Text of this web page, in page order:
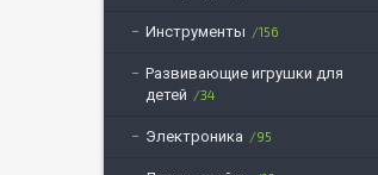
Инструменты 156
Развивающие игрушки для
детей
34
Электроника 95